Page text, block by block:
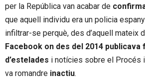
per la República van acabar de
que aquell individu era un policia
infiltrar-se perquè, des d’aquell mateix
Facebook on des del 2014
d’estelades i notícies sobre el Procés
va romandre inactiu.